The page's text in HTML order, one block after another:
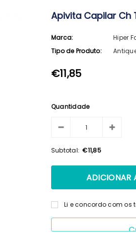
Apivita Capilar Ch
Marca:
Hiper
Tipo de Produto:
€11,85
Quantidade
Subtotal: €11,85
Li e concordo com os